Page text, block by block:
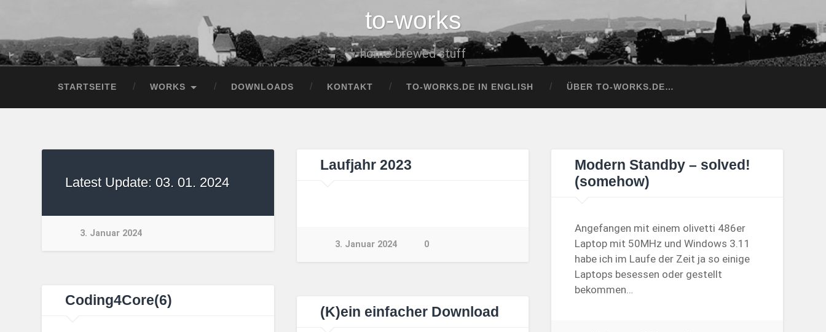
to-works
home-brewed stuff
STARTSEITE WORKS DOWNLOADS KONTAKT TO-WORKS.DE IN ENGLISH ÜBER TO-WORKS.DE…
Latest Update: 03. 01. 2024
3. Januar 2024
Laufjahr 2023
3. Januar 2024 0
Modern Standby – solved!
(somehow)
Angefangen mit einem olivetti 486er
Laptop mit 50MHz und Windows 3.11
habe ich im Laufe der Zeit ja so einige
Laptops besessen oder gestellt
bekommen…
Coding4Core(6)
(K)ein einfacher Download